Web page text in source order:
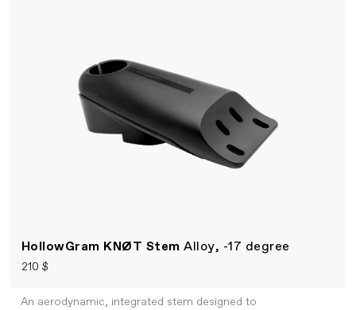
HollowGram KNØT StemAlloy, -17 degree
210 $
An aerodynamic, integrated stem designed to